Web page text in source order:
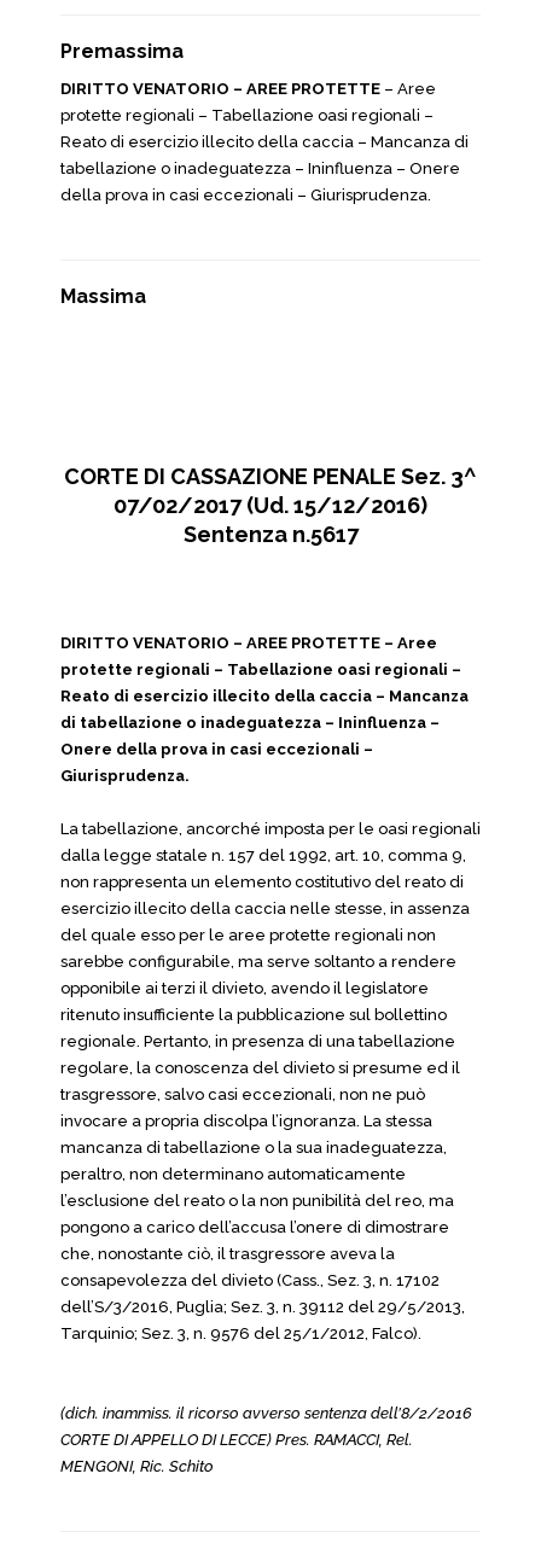
Premassima
DIRITTO VENATORIO – AREE PROTETTE – Aree
protette regionali – Tabellazione oasi regionali –
Reato di esercizio illecito della caccia – Mancanza di
tabellazione o inadeguatezza – Ininfluenza – Onere
della prova in casi eccezionali – Giurisprudenza.
Massima
CORTE DI CASSAZIONE PENALE Sez. 3^
07/02/2017 (Ud. 15/12/2016)
Sentenza n.5617
DIRITTO VENATORIO – AREE PROTETTE – Aree
protette regionali – Tabellazione oasi regionali –
Reato di esercizio illecito della caccia – Mancanza
di tabellazione o inadeguatezza – Ininfluenza –
Onere della prova in casi eccezionali –
Giurisprudenza.
La tabellazione, ancorché imposta per le oasi regionali
dalla legge statale n. 157 del 1992, art. 10, comma 9,
non rappresenta un elemento costitutivo del reato di
esercizio illecito della caccia nelle stesse, in assenza
del quale esso per le aree protette regionali non
sarebbe configurabile, ma serve soltanto a rendere
opponibile ai terzi il divieto, avendo il legislatore
ritenuto insufficiente la pubblicazione sul bollettino
regionale. Pertanto, in presenza di una tabellazione
regolare, la conoscenza del divieto si presume ed il
trasgressore, salvo casi eccezionali, non ne può
invocare a propria discolpa l’ignoranza. La stessa
mancanza di tabellazione o la sua inadeguatezza,
peraltro, non determinano automaticamente
l’esclusione del reato o la non punibilità del reo, ma
pongono a carico dell’accusa l’onere di dimostrare
che, nonostante ciò, il trasgressore aveva la
consapevolezza del divieto (Cass., Sez. 3, n. 17102
dell’S/3/2016, Puglia; Sez. 3, n. 39112 del 29/5/2013,
Tarquinio; Sez. 3, n. 9576 del 25/1/2012, Falco).
(dich. inammiss. il ricorso avverso sentenza dell’8/2/2016
CORTE DI APPELLO DI LECCE) Pres. RAMACCI, Rel.
MENGONI, Ric. Schito